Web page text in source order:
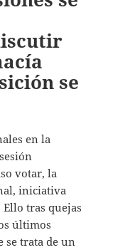
se
en la
votar, la
iniciativa
tras quejas
últimos
se trata de un